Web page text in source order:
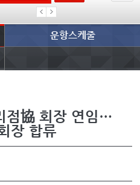
더블
운항스케줄
점協 회장 연임…
장 합류